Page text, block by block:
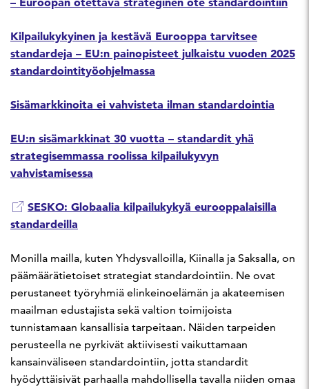
Kilpailukykyinen ja kestävä Eurooppa tarvitsee
standardeja – EU:n painopisteet julkaistu vuoden 2025
standardointityöohjelmassa
Sisämarkkinoita ei vahvisteta ilman standardointia
EU:n sisämarkkinat 30 vuotta – standardit yhä
strategisemmassa roolissa kilpailukyvyn
vahvistamisessa
SESKO: Globaalia kilpailukykyä eurooppalaisilla
standardeilla
Monilla mailla, kuten Yhdysvalloilla, Kiinalla ja Saksalla, on
päämäärätietoiset strategiat standardointiin. Ne ovat
perustaneet työryhmiä elinkeinoelämän ja akateemisen
maailman edustajista sekä valtion toimijoista
tunnistamaan kansallisia tarpeitaan. Näiden tarpeiden
perusteella ne pyrkivät aktiivisesti vaikuttamaan
kansainväliseen standardointiin, jotta standardit
hyödyttäisivät parhaalla mahdollisella tavalla niiden omaa